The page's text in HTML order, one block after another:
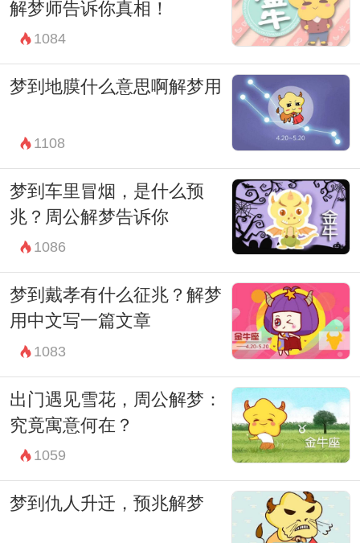
心世界，对人们的成长和内心修炼都有着重
要的意义。希望每个人都能够有一个美好而
深刻的梦境世界。
解梦师告诉你真相！
1084
梦到地膜什么意思啊解梦用
1108
梦到车里冒烟，是什么预
兆？周公解梦告诉你
1086
梦到戴孝有什么征兆？解梦
用中文写一篇文章
1083
出门遇见雪花，周公解梦：
究竟寓意何在？
1059
梦到仇人升迁，预兆解梦